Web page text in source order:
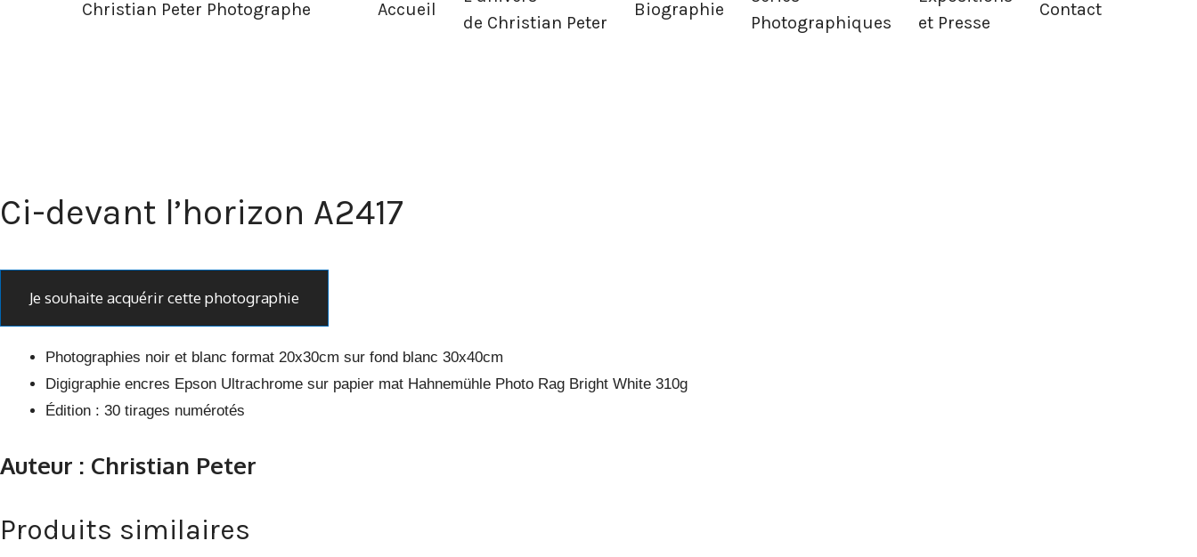
Christian Peter Photographe Accueil
de Christian Peter
Biographie
Photographiques
et Presse
Contact
Ci-devant l’horizon A2417
Je souhaite acquérir cette photographie
Photographies noir et blanc format 20x30cm sur fond blanc 30x40cm
Digigraphie encres Epson Ultrachrome sur papier mat Hahnemühle Photo Rag Bright White 310g
Édition : 30 tirages numérotés
Auteur : Christian Peter
Produits similaires